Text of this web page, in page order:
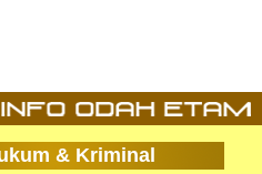
& Kriminal